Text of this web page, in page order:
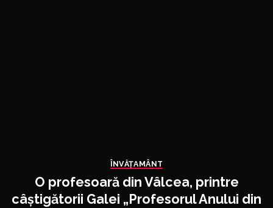
ÎNVĂŢAMÂNT
O profesoară din Vâlcea, printre
câștigătorii Galei „Profesorul Anului din